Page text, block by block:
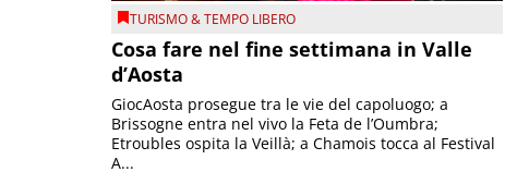
TURISMO & TEMPO LIBERO
Cosa fare nel fine settimana in Valle
d’Aosta
GiocAosta prosegue tra le vie del capoluogo; a
Brissogne entra nel vivo la Feta de l’Oumbra;
Etroubles ospita la Veillà; a Chamois tocca al Festival
A...